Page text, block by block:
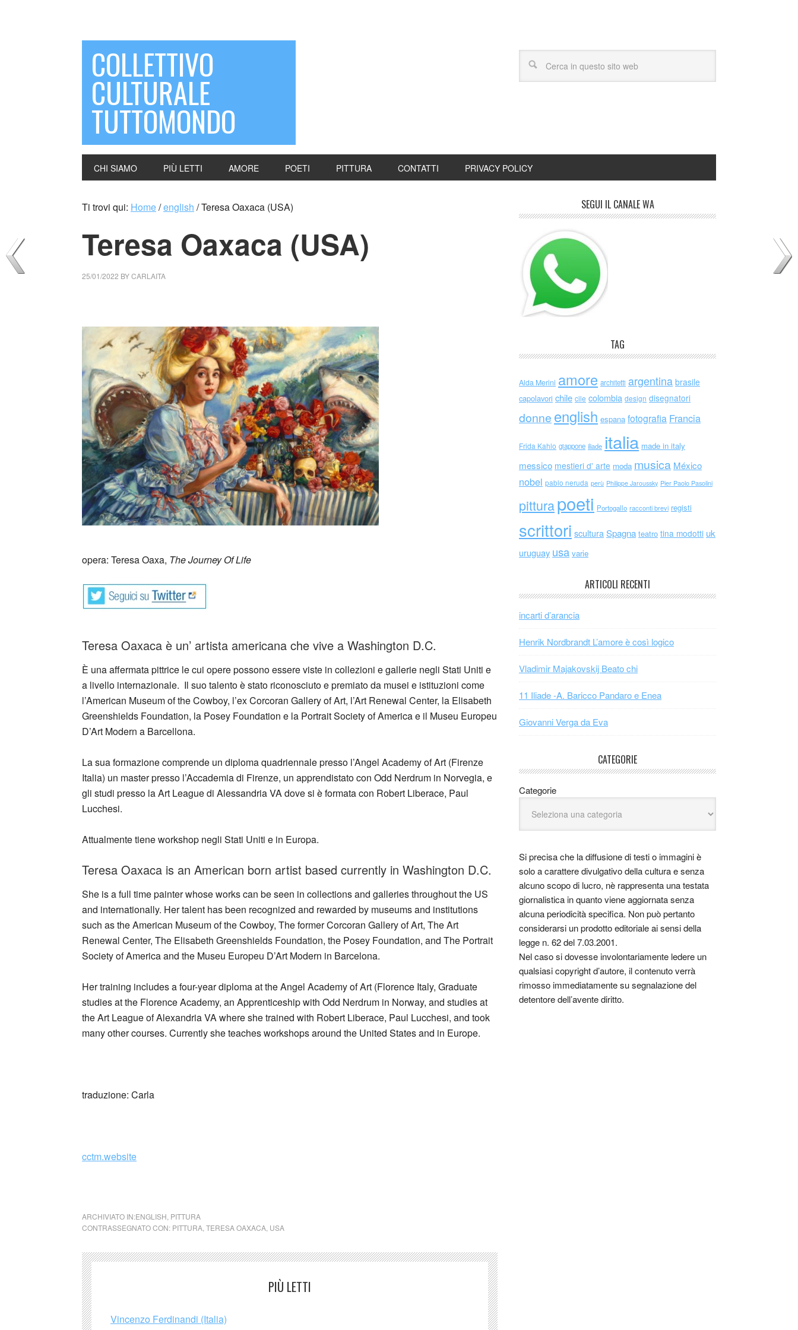
COLLETTIVO
CULTURALE
TUTTOMONDO
CHI SIAMO PIÙ LETTI AMORE POETI PITTURA CONTATTI PRIVACY POLICY
Ti trovi qui: Home/english /Teresa Oaxaca (USA)
Teresa Oaxaca (USA)
25/01/2022 BYCARLAITA
opera: Teresa Oaxa, The Journey Of Life
Teresa Oaxaca è un’ artista americana che vive a Washington D.C.
È una affermata pittrice le cui opere possono essere viste in collezioni e gallerie negli Stati Uniti e
a livello internazionale. Il suo talento è stato riconosciuto e premiato da musei e istituzioni come
l’American Museum of the Cowboy, l’ex Corcoran Gallery of Art, l’Art Renewal Center, la Elisabeth
Greenshields Foundation, la Posey Foundation e la Portrait Society of America e il Museu Europeu
D’Art Modern a Barcellona.
La sua formazione comprende un diploma quadriennale presso l’Angel Academy of Art (Firenze
Italia) un master presso l’Accademia di Firenze, un apprendistato con Odd Nerdrum in Norvegia, e
gli studi presso la Art League di Alessandria VA dove si è formata con Robert Liberace, Paul
Lucchesi.
Attualmente tiene workshop negli Stati Uniti e in Europa.
Teresa Oaxaca is an American born artist based currently in Washington D.C.
She is a full time painter whose works can be seen in collections and galleries throughout the US
and internationally. Her talent has been recognized and rewarded by museums and institutions
such as the American Museum of the Cowboy, The former Corcoran Gallery of Art, The Art
Renewal Center, The Elisabeth Greenshields Foundation, the Posey Foundation, and The Portrait
Society of America and the Museu Europeu D’Art Modern in Barcelona.
Her training includes a four-year diploma at the Angel Academy of Art (Florence Italy, Graduate
studies at the Florence Academy, an Apprenticeship with Odd Nerdrum in Norway, and studies at
the Art League of Alexandria VA where she trained with Robert Liberace, Paul Lucchesi, and took
many other courses. Currently she teaches workshops around the United States and in Europe.
traduzione: Carla
cctm.website
ARCHIVIATO IN:ENGLISH PITTURA
CONTRASSEGNATO CON: PITTURA TERESA OAXACA USA
PIÙ LETTI
Vincenzo Ferdinandi (Italia)
SEGUI IL CANALE WA
TAG
Alda Merini amore architetti argentina brasile
capolavori chile cile colombia design disegnatori
donne english espana fotografia Francia
Frida Kahlo giappone iliade italia made in italy
messico mestieri d' arte moda musica México
nobel pablo neruda perù Philippe Jaroussky Pier Paolo Pasolini
pitturapoeti Portogallo racconti brevi registi
scrittori scultura Spagna teatro tina modotti uk
uruguay usa varie
ARTICOLI RECENTI
incarti d’arancia
Henrik Nordbrandt L’amore è così logico
Vladimir Majakovskij Beato chi
11 Iliade -A. Baricco Pandaro e Enea
Giovanni Verga da Eva
CATEGORIE
Categorie
Si precisa che la diffusione di testi o immagini è
solo a carattere divulgativo della cultura e senza
alcuno scopo di lucro, nè rappresenta una testata
giornalistica in quanto viene aggiornata senza
alcuna periodicità specifica. Non può pertanto
considerarsi un prodotto editoriale ai sensi della
legge n. 62 del 7.03.2001.
Nel caso si dovesse involontariamente ledere un
qualsiasi copyright d’autore, il contenuto verrà
rimosso immediatamente su segnalazione del
detentore dell’avente diritto.